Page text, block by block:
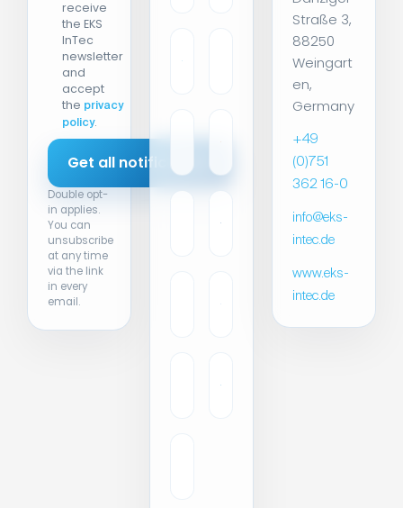
receive
the EKS
InTec
newsletter
and
accept
the privacy
policy.
Double opt-
in applies.
You can
unsubscribe
at any time
via the link
in every
email.
Straße 3,
88250
Weingart
en,
Germany
+49
(0)751
362 16-0
info@eks-
intec.de
www.eks-
intec.de